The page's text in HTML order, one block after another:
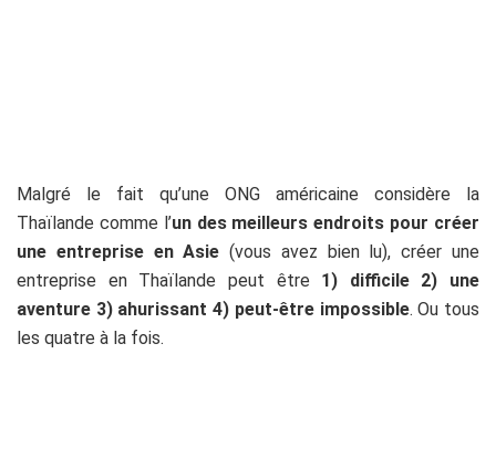
Malgré le fait qu’une ONG américaine considère la
Thaïlande comme l’un des meilleurs endroits pour créer
une entreprise en Asie (vous avez bien lu), créer une
entreprise en Thaïlande peut être 1) difficile 2) une
aventure 3) ahurissant 4) peut-être impossible. Ou tous
les quatre à la fois.